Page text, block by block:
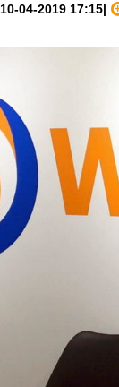
10-04-2019 17:15|